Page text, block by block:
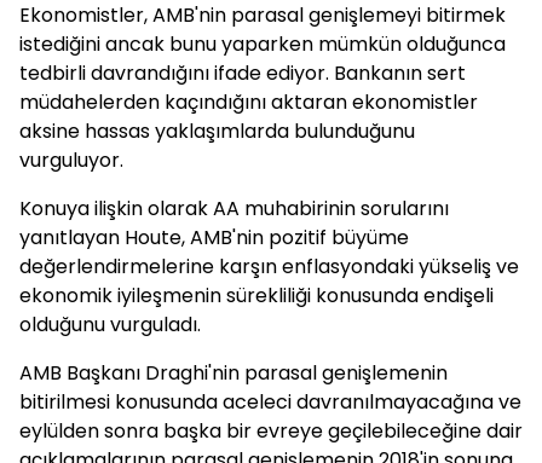
Ekonomistler, AMB'nin parasal genişlemeyi bitirmek
istediğini ancak bunu yaparken mümkün olduğunca
tedbirli davrandığını ifade ediyor. Bankanın sert
müdahelerden kaçındığını aktaran ekonomistler
aksine hassas yaklaşımlarda bulunduğunu
vurguluyor.
Konuya ilişkin olarak AA muhabirinin sorularını
yanıtlayan Houte, AMB'nin pozitif büyüme
değerlendirmelerine karşın enflasyondaki yükseliş ve
ekonomik iyileşmenin sürekliliği konusunda endişeli
olduğunu vurguladı.
AMB Başkanı Draghi'nin parasal genişlemenin
bitirilmesi konusunda aceleci davranılmayacağına ve
eylülden sonra başka bir evreye geçilebileceğine dair